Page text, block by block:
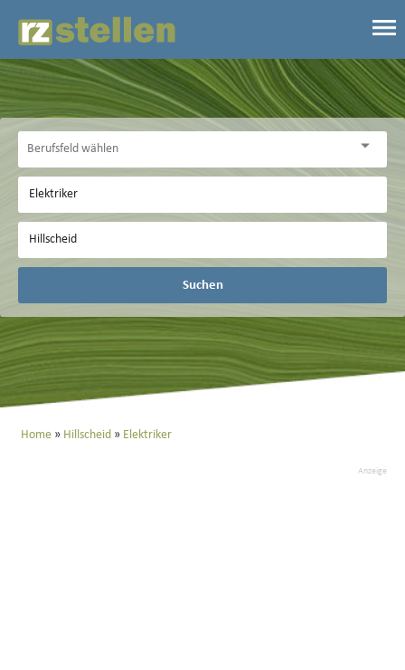
Suchen
Home Hillscheid Elektriker
Anzeige